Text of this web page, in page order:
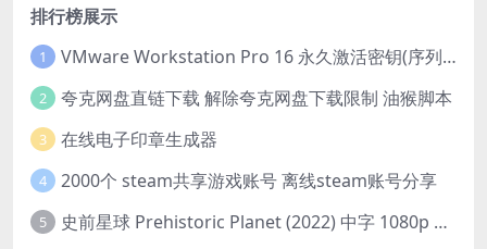
排行榜展示
1 VMware Workstation Pro 16 永久激活密钥(序列号)
2 夸克网盘直链下载 解除夸克网盘下载限制 油猴脚本
3 在线电子印章生成器
4 2000个 steam共享游戏账号 离线steam账号分享
5 史前星球 Prehistoric Planet (2022) 中字 1080p 高清 阿里云盘 2022.5.27已更新全集